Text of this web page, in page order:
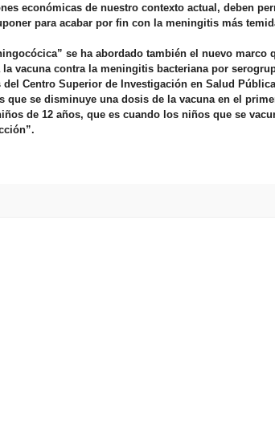
económicas de nuestro contexto actual, deben
para acabar por fin con la meningitis más
se ha abordado también el nuevo marco
vacuna contra la meningitis bacteriana por
Centro Superior de Investigación en Salud
se disminuye una dosis de la vacuna en el
de 12 años, que es cuando los niños que se